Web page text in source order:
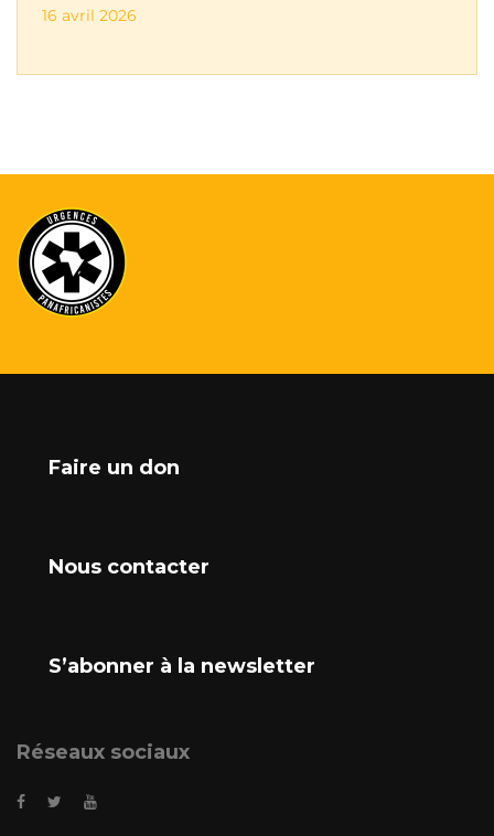
16 avril 2026
Faire un don
Nous contacter
S’abonner à la newsletter
Réseaux sociaux